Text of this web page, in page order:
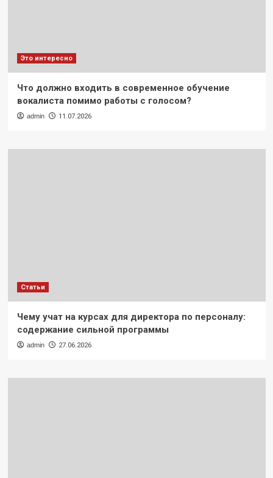
Это интересно
Что должно входить в современное обучение
вокалиста помимо работы с голосом?
admin 11.07.2026
Статьи
Чему учат на курсах для директора по персоналу:
содержание сильной программы
admin 27.06.2026